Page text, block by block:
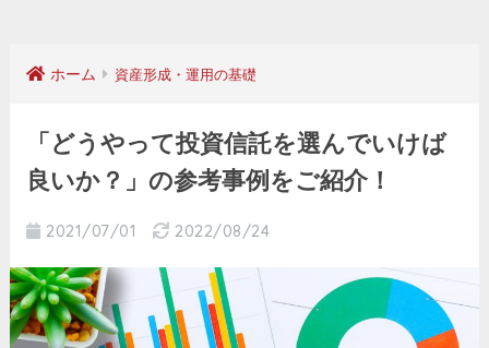
ホーム 資産形成・運用の基礎
「どうやって投資信託を選んでいけば
良いか？」の参考事例をご紹介！
2021/07/01 2022/08/24